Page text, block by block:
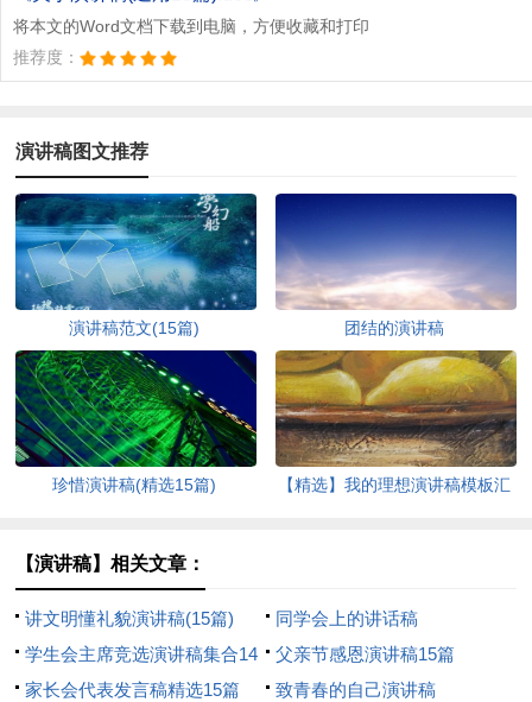
将本文的Word文档下载到电脑，方便收藏和打印
推荐度：
演讲稿图文推荐
演讲稿范文(15篇) 团结的演讲稿
珍惜演讲稿(精选15篇)
【精选】我的理想演讲稿模板汇
【演讲稿】相关文章：
讲文明懂礼貌演讲稿(15篇)
同学会上的讲话稿
学生会主席竞选演讲稿集合14
篇
父亲节感恩演讲稿15篇
家长会代表发言稿精选15篇
致青春的自己演讲稿